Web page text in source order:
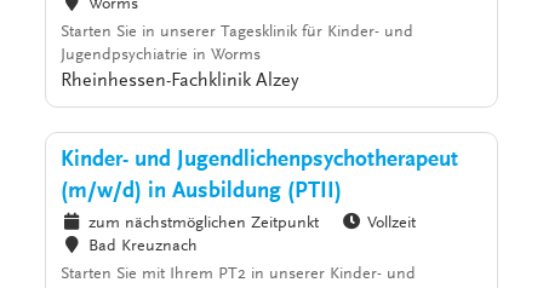
Worms
Starten Sie in unserer Tagesklinik für Kinder- und
Jugendpsychiatrie in Worms
Rheinhessen-Fachklinik Alzey
Kinder- und Jugendlichenpsychotherapeut
(m/w/d) in Ausbildung (PTII)
zum nächstmöglichen Zeitpunkt
Vollzeit
Bad Kreuznach
Starten Sie mit Ihrem PT2 in unserer Kinder- und